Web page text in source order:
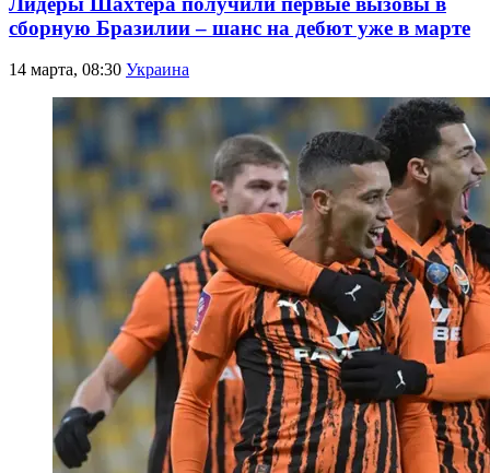
сборную Бразилии – шанс на дебют уже в марте
14 марта, 08:30 Украина